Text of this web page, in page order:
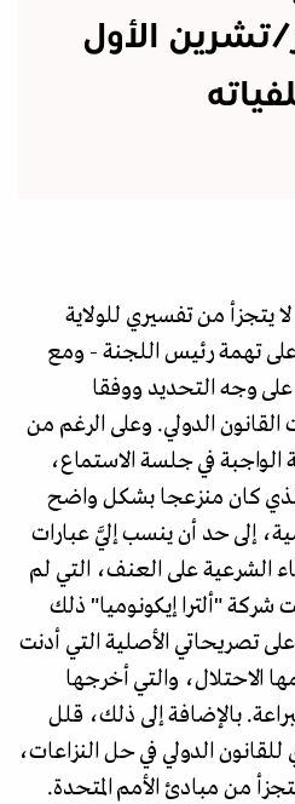
تشرين الأول
يتجزأ من تفسيري للولاية
على تهمة رئيس اللجنة - ومع
وجه التحديد ووفقا
القانون الدولي. وعلى الرغم من
الواجبة في جلسة الاستماع،
كان منزعجا بشكل واضح
إلى حد أن ينسب إليَّ عبارات
على العنف، التي لم
شركة "ألترا إيكونوميا" ذلك
تصريحاتي الأصلية التي أدنت
الاحتلال، والتي أخرجها
بالإضافة إلى ذلك، قلل
للقانون الدولي في حل النزاعات،
من مبادئ الأمم المتحدة.